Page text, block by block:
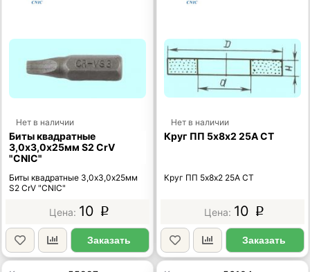
Нет в наличии
Биты квадратные
3,0х3,0х25мм S2 CrV
"CNIC"
Биты квадратные 3,0х3,0х25мм
S2 CrV "CNIC"
10 p
Заказать
Нет в наличии
Круг ПП 5х8х2 25А СТ
Круг ПП 5х8х2 25А СТ
10 p
Заказать